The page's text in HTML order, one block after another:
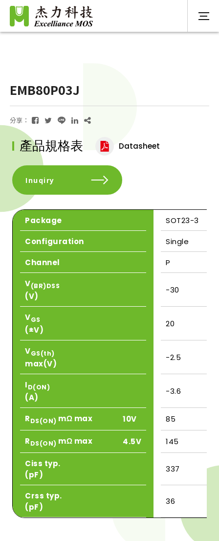
EMB80P03J
分享：
產品規格表 Datasheet
Inuqiry
Package SOT23-3
Configuration Single
Channel P
V(BR)DSS
(V)
-30
VGS
(±V)
20
VGS(th)
max(V)
-2.5
ID(ON)
(A)
-3.6
RDS(ON) mΩ max 10V 85
RDS(ON) mΩ max 4.5V 145
Ciss typ.
(pF)
337
Crss typ.
(pF)
36